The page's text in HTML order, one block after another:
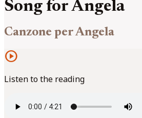
Song for Angela
Canzone per Angela
play_circle
Listen to the reading